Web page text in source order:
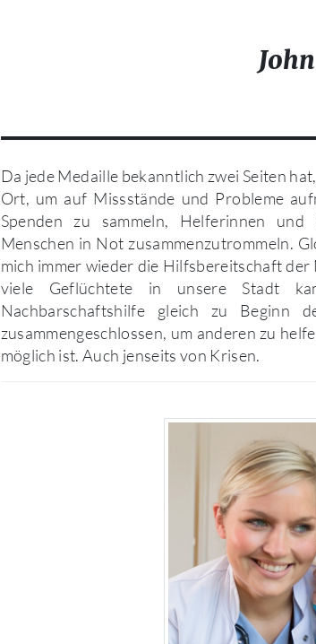
Da jede Medaille bekanntlich zwei Seiten
Ort, um auf Missstände und Probleme
Spenden zu sammeln, Helferinnen
Menschen in Not zusammenzutrommeln.
mich immer wieder die Hilfsbereitschaft
viele Geflüchtete in unsere Stadt
Nachbarschaftshilfe gleich zu Beginn
zusammengeschlossen, um anderen zu
möglich ist. Auch jenseits von Krisen.